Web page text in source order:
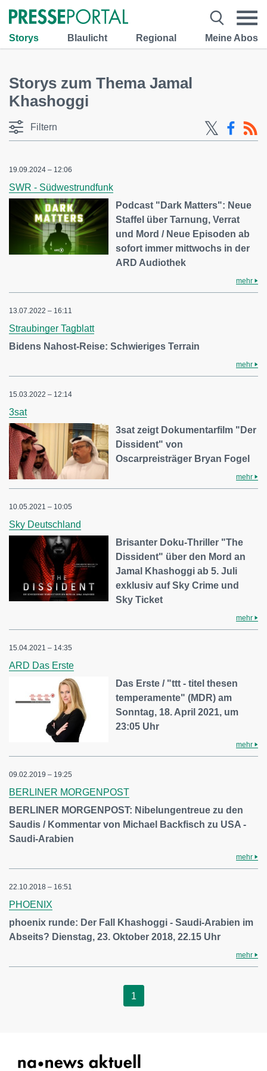
Storys Blaulicht Regional Meine Abos
Storys zum Thema Jamal
Khashoggi
Filtern
19.09.2024 – 12:06
SWR - Südwestrundfunk
Podcast "Dark Matters": Neue
Staffel über Tarnung, Verrat
und Mord / Neue Episoden ab
sofort immer mittwochs in der
ARD Audiothek
mehr
13.07.2022 – 16:11
Straubinger Tagblatt
Bidens Nahost-Reise: Schwieriges Terrain
mehr
15.03.2022 – 12:14
3sat
3sat zeigt Dokumentarfilm "Der
Dissident" von
Oscarpreisträger Bryan Fogel
mehr
10.05.2021 – 10:05
Sky Deutschland
Brisanter Doku-Thriller "The
Dissident" über den Mord an
Jamal Khashoggi ab 5. Juli
exklusiv auf Sky Crime und
Sky Ticket
mehr
15.04.2021 – 14:35
ARD Das Erste
Das Erste / "ttt - titel thesen
temperamente" (MDR) am
Sonntag, 18. April 2021, um
23:05 Uhr
mehr
09.02.2019 – 19:25
BERLINER MORGENPOST
BERLINER MORGENPOST: Nibelungentreue zu den
Saudis / Kommentar von Michael Backfisch zu USA -
Saudi-Arabien
mehr
22.10.2018 – 16:51
PHOENIX
phoenix runde: Der Fall Khashoggi - Saudi-Arabien im
Abseits? Dienstag, 23. Oktober 2018, 22.15 Uhr
mehr
1